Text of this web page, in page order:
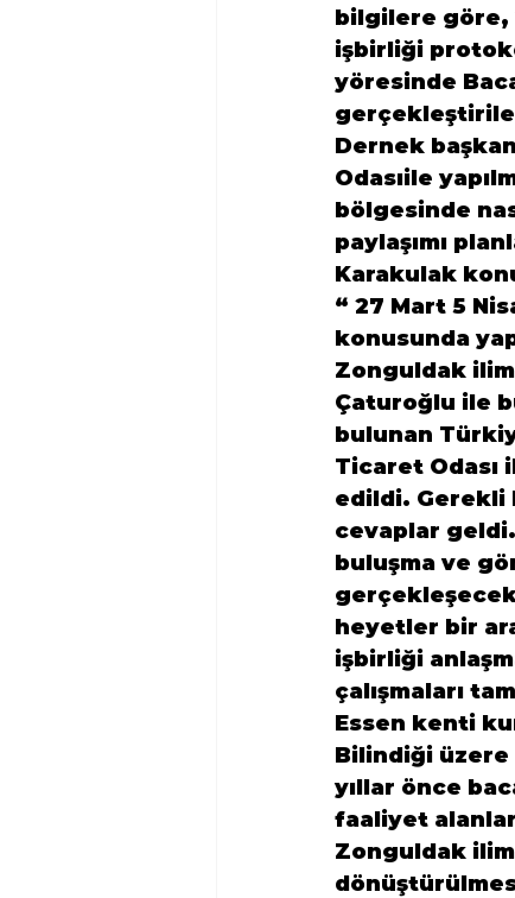
bilgilere göre,
işbirliği
yöresinde
Dernek
Odasıile
bölgesinde
paylaşımı
Karakulak
“ 27 Mart 5
konusunda
Zonguldak
Çaturoğlu ile
bulunan
Ticaret Odası
edildi. Gerekli
cevaplar
buluşma ve
heyetler bir
işbirliği
çalışmaları
Essen kenti
Bilindiği üzere
yıllar önce
faaliyet
Zonguldak